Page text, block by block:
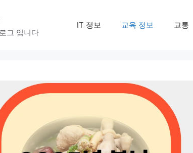
그 입니다
IT 정보 교육 정보 교통